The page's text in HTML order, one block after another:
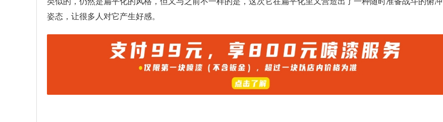
姿态，让很多人对它产生好感。